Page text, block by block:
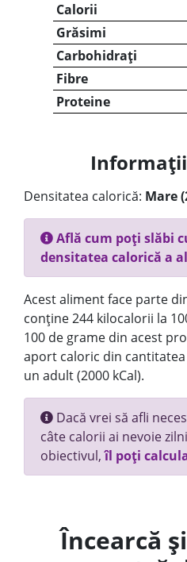
Calorii
Grăsimi
Carbohidrați
Fibre
Proteine
Densitatea calorică: Mare
Află cum poți slăbi
densitatea calorică a
Acest aliment face parte
conține 244 kilocalorii la
100 de grame din acest
aport caloric din
un adult (2000 kCal).
Dacă vrei să afli
câte calorii ai nevoie
obiectivul,îl poți
Încearcă